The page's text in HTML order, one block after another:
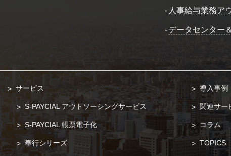
- 人事給与業務ア
-データセンター
サービス
S-PAYCIAL アウトソーシングサービス
S-PAYCIAL 帳票電子化
奉行シリーズ
導入事例
関連サー
コラム
TOPICS